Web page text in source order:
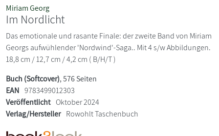
Miriam Georg
Im Nordlicht
Das emotionale und rasante Finale: der zweite Band von Miriam
Georgs aufwühlender 'Nordwind'-Saga.. Mit 4 s/w Abbildungen.
18,8 cm / 12,7 cm / 4,2 cm ( B/H/T )
Buch (Softcover), 576 Seiten
EAN 9783499012303
Veröffentlicht Oktober 2024
Verlag/Hersteller Rowohlt Taschenbuch